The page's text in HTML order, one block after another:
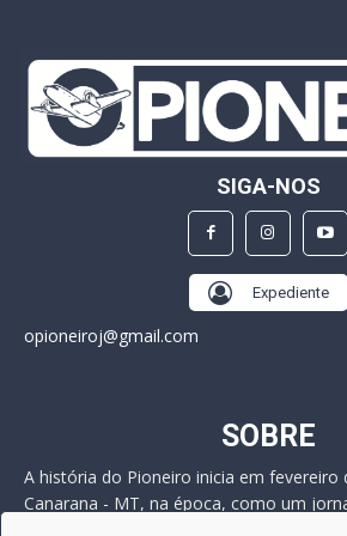
SIGA-NOS
Expediente
opioneiroj@gmail.com
SOBRE
A história do Pioneiro inicia em fevereiro
Canarana - MT, na época, como um